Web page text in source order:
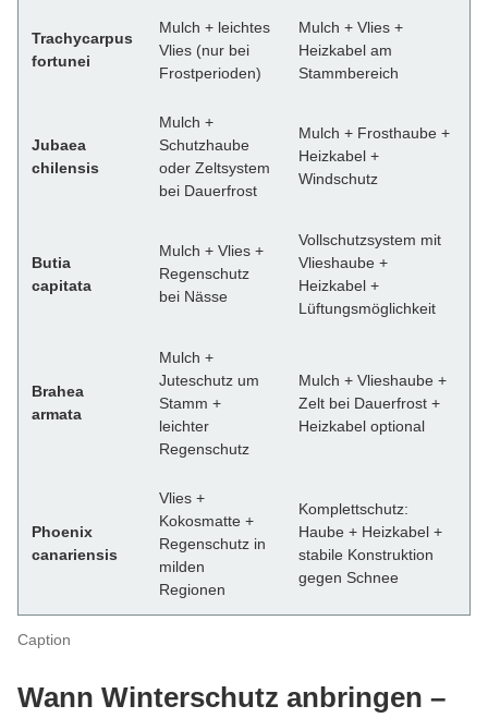
Caption
Trachycarpus
fortunei
Mulch + leichtes
Vlies (nur bei
Frostperioden)
Mulch + Vlies +
Heizkabel am
Stammbereich
Jubaea
chilensis
Mulch +
Schutzhaube
oder Zeltsystem
bei Dauerfrost
Mulch + Frosthaube +
Heizkabel +
Windschutz
Butia
capitata
Mulch + Vlies +
Regenschutz
bei Nässe
Vollschutzsystem mit
Vlieshaube +
Heizkabel +
Lüftungsmöglichkeit
Brahea
armata
Mulch +
Juteschutz um
Stamm +
leichter
Regenschutz
Mulch + Vlieshaube +
Zelt bei Dauerfrost +
Heizkabel optional
Phoenix
canariensis
Vlies +
Kokosmatte +
Regenschutz in
milden
Regionen
Komplettschutz:
Haube + Heizkabel +
stabile Konstruktion
gegen Schnee
Wann Winterschutz anbringen –